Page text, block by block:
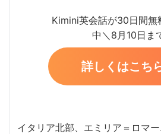
Kimini英会話が30日間無
中＼8月10日ま
詳しくはこち
イタリア北部、エミリア＝ロマー